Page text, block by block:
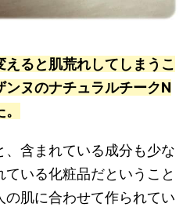
ると肌荒れしてしまうこ
ンヌのナチュラルチークN
含まれている成分も少な
いる化粧品だということ
肌に合わせて作られてい